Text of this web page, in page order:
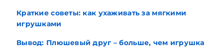
Краткие советы: как ухаживать за мягкими
игрушками
Вывод: Плюшевый друг – больше, чем игрушка